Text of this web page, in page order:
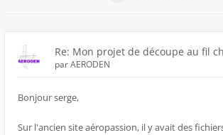
Re: Mon projet de découpe au fil
parAERODEN
Bonjour serge,
Sur l'ancien site aéropassion, il y avait des